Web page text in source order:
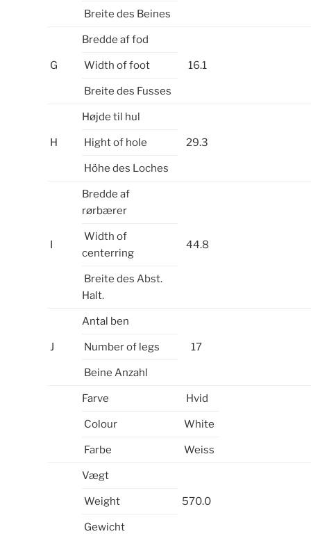
Breite des Beines
G
Bredde af fod
16.1
Width of foot
Breite des Fusses
H
Højde til hul
29.3
Hight of hole
Höhe des Loches
I
Bredde af
rørbærer
44.8
Width of
centerring
Breite des Abst.
Halt.
J
Antal ben
17
Number of legs
Beine Anzahl
Farve Hvid
Colour White
Farbe Weiss
Vægt
570.0
Weight
Gewicht